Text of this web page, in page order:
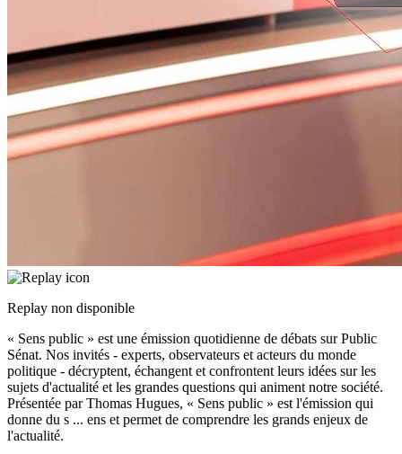
Replay non disponible
« Sens public » est une émission quotidienne de débats sur Public
Sénat. Nos invités - experts, observateurs et acteurs du monde
politique - décryptent, échangent et confrontent leurs idées sur les
sujets d'actualité et les grandes questions qui animent notre société.
Présentée par Thomas Hugues, « Sens public » est l'émission qui
donne du s ... ens et permet de comprendre les grands enjeux de
l'actualité.